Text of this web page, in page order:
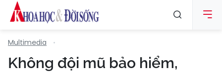
Multimedia
Không đội mũ bảo hiểm,